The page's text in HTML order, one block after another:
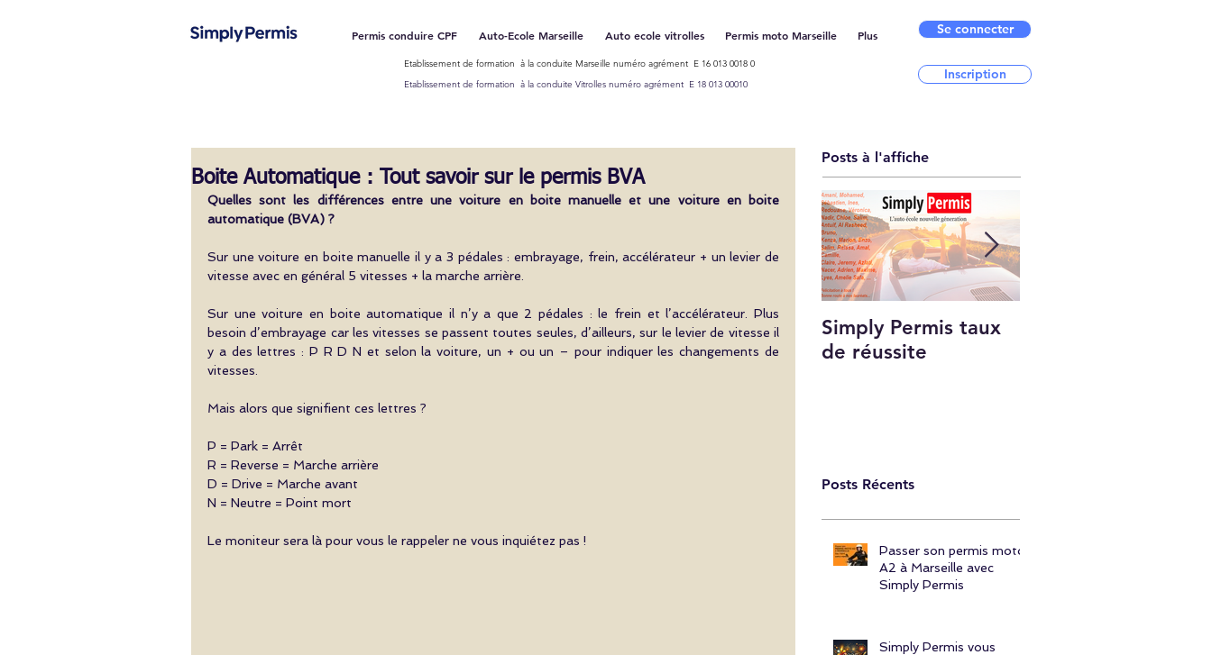
Permis conduire CPF Auto-Ecole Marseille Auto ecole vitrolles Permis moto Marseille Plus
Etablissement de formation à la conduite Marseille numéro agrément E 16 013 0018 0
Etablissement de formation à la conduite Vitrolles numéro agrément E 18 013 00010
Se connecter
Inscription
Boite Automatique : Tout savoir sur le permis BVA
Quelles sont les différences entre une voiture en boite manuelle et une voiture en boite
automatique (BVA) ?
Sur une voiture en boite manuelle il y a 3 pédales : embrayage, frein, accélérateur + un levier de
vitesse avec en général 5 vitesses + la marche arrière.
Sur une voiture en boite automatique il n’y a que 2 pédales : le frein et l’accélérateur. Plus
besoin d’embrayage car les vitesses se passent toutes seules, d’ailleurs, sur le levier de vitesse il
y a des lettres : P R D N et selon la voiture, un + ou un – pour indiquer les changements de
vitesses.
Mais alors que signifient ces lettres ?
P = Park = Arrêt
R = Reverse = Marche arrière
D = Drive = Marche avant
N = Neutre = Point mort
Le moniteur sera là pour vous le rappeler ne vous inquiétez pas !
Posts à l'affiche
Simply Permis taux
de réussite
Posts Récents
Passer son permis moto
A2 à Marseille avec
Simply Permis
Simply Permis vous